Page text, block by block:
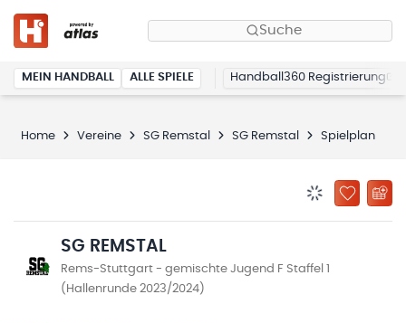
Suche
MEIN HANDBALL ALLE SPIELE Handball360 Registrierung
Home Vereine SG Remstal SG Remstal Spielplan
ZU
SG REMSTAL
Rems-Stuttgart - gemischte Jugend F Staffel 1
(Hallenrunde 2023/2024)